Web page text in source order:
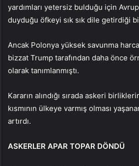
yardımları yetersiz bulduğu için
duyduğu öfkeyi sık sık dile getirdiği
Ancak Polonya yüksek savunma
bizzat Trump tarafından daha önce
olarak tanımlanmıştı.
Kararın alındığı sırada askeri
kısmının ülkeye varmış olması
artırdı.
ASKERLER APAR TOPAR DÖNDÜ